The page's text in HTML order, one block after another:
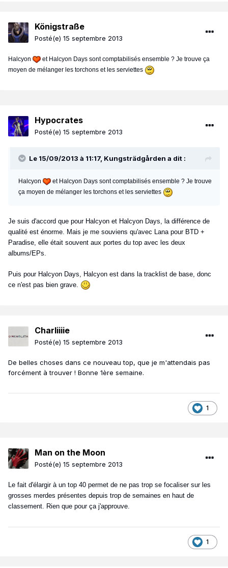
Königstraße
Posté(e) 15 septembre 2013
Halcyon
et Halcyon Days sont comptabilisés ensemble ? Je trouve ça
moyen de mélanger les torchons et les serviettes
Hypocrates
Posté(e) 15 septembre 2013
Le 15/09/2013 à 11:17, Kungsträdgården a dit :
Halcyon
et Halcyon Days sont comptabilisés ensemble ? Je trouve
ça moyen de mélanger les torchons et les serviettes
Je suis d'accord que pour Halcyon et Halcyon Days, la différence de
qualité est énorme. Mais je me souviens qu'avec Lana pour BTD +
Paradise, elle était souvent aux portes du top avec les deux
albums/EPs.
Puis pour Halcyon Days, Halcyon est dans la tracklist de base, donc
ce n'est pas bien grave.
Charliiiie
Posté(e) 15 septembre 2013
De belles choses dans ce nouveau top, que je m'attendais pas
forcément à trouver ! Bonne 1ère semaine.
1
Man on the Moon
Posté(e) 15 septembre 2013
Le fait d'élargir à un top 40 permet de ne pas trop se focaliser sur les
grosses merdes présentes depuis trop de semaines en haut de
classement. Rien que pour ça j'approuve.
1